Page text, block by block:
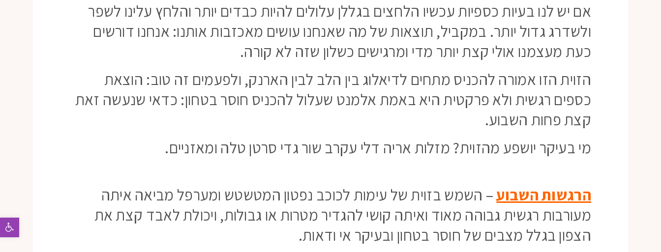
אם יש לנו בעיות כספיות עכשיו הלחצים בגללן עלולים להיות כבדים יותר והלחץ עלינו לשפר
ולשדרג גדול יותר. במקביל, תוצאות של מה שאנחנו עושים מאכזבות אותנו: אנחנו דורשים
כעת מעצמנו אולי קצת יותר מדי ומרגישים כשלון שזה לא קורה.
הזוית הזו אמורה להכניס מתחים לדיאלוג בין הלב לבין הארנק, ולפעמים זה טוב: הוצאת
כספים רגשית ולא פרקטית היא באמת אלמנט שעלול להכניס חוסר בטחון: כדאי שנעשה זאת
קצת פחות השבוע.
מי בעיקר יושפע מהזוית? מזלות אריה דלי עקרב שור גדי סרטן טלה ומאזניים.
הרגשות השבוע– השמש בזוית של עימות לכוכב נפטון המטשטש ומערפל מביאה איתה
מעורבות רגשית גבוהה מאוד ואיתה קושי להגדיר מטרות או גבולות, ויכולת לאבד קצת את
הצפון בגלל מצבים של חוסר בטחון ובעיקר אי ודאות.